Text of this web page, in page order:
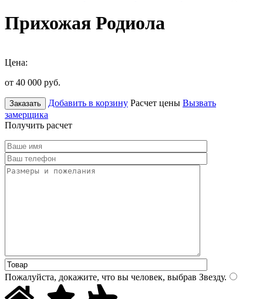
Прихожая Родиола
Цена:
от 40 000 руб.
Заказать Добавить в корзину Расчет цены Вызвать
замерщика
Получить расчет
Пожалуйста, докажите, что вы человек, выбрав Звезду.